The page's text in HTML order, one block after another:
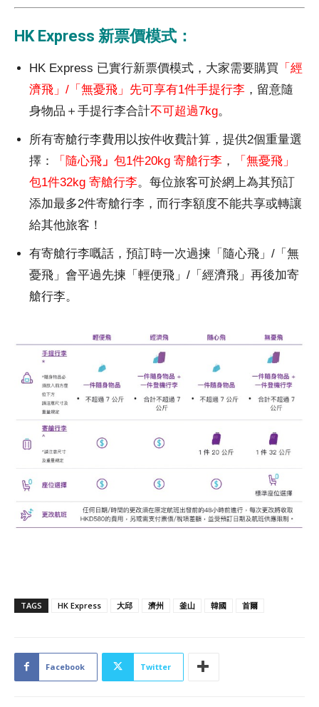
HK Express 新票價模式：
HK Express 已實行新票價模式，大家需要購買 「經
濟飛」/「無憂飛」先可享有1件手提行李 ，留意隨
身物品＋手提行李合計不可超過7kg。
所有寄艙行李費用以按件收費計算，提供2個重量選
擇：
「隨心飛 」 包1件20kg 寄艙行李 ，
「無憂飛」
包1件32kg 寄艙行李。每位旅客可於網上為其預訂
添加最多2件寄艙行李，而行李額度不能共享或轉讓
給其他旅客！
有寄艙行李嘅話，預訂時一次過揀「隨心飛」/「無
憂飛」會平過先揀「輕便飛」/「經濟飛」再後加寄
艙行李。
TAGS HK Express 大邱 濟州 釜山 韓國 首爾
Facebook Twitter